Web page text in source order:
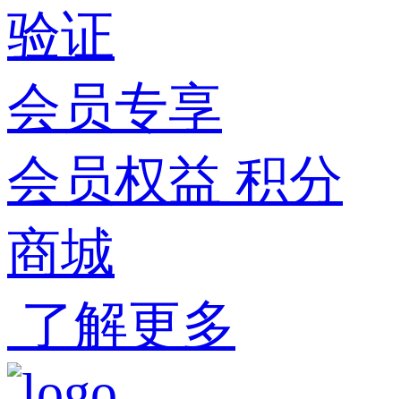
验证
会员专享
会员权益 积分
商城
了解更多